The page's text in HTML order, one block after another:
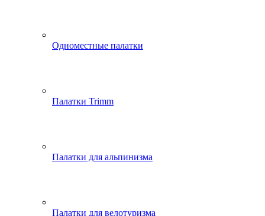
Одноместные палатки
Палатки Trimm
Палатки для альпинизма
Палатки для велотуризма